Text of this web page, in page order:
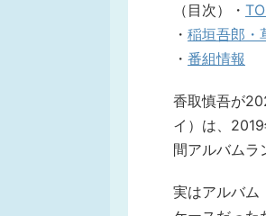
（目次）・
・ 稲垣吾郎・
・ 番組情報
香取慎吾が
イ）は、
間アルバムラ
実はアルバム